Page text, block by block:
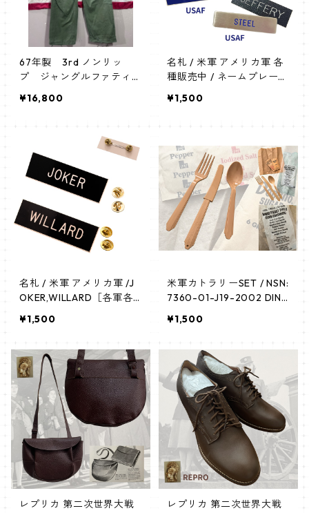
67年製 3rd ノンリッ
プ ジャングルファティー
¥16,800
名札 / 米軍 アメリカ軍 各
種販売中 / ネームプレート
ATE
¥1,500
名札 / 米軍 アメリカ軍 /J
OKER,WILLARD［各軍各
ームプレート つるつる加
工 名札 陸軍 USARMY NA
MEPLATE
¥1,500
米軍カトラリーSET / NSN:
7360-01-J19-2002 DINI
D CONTAINER) BEMIS CO
HAUTE, IN 47808 KENTU
CKY INDUSTRIES
¥1,500
レプリカ 第二次世界大戦
レプリカ 第二次世界大戦